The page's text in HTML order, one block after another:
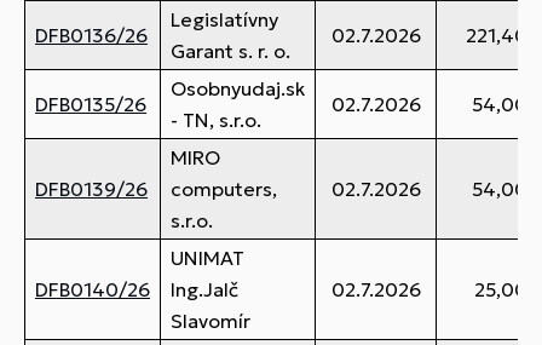
DFB0136/26
Legislatívny
Garant s. r. o.
02.7.2026 221,40
DFB0135/26
Osobnyudaj.sk
- TN, s.r.o.
02.7.2026 54,00
DFB0139/26
MIRO
computers,
s.r.o.
02.7.2026 54,00
DFB0140/26
UNIMAT
Ing.Jalč
Slavomír
02.7.2026 25,00